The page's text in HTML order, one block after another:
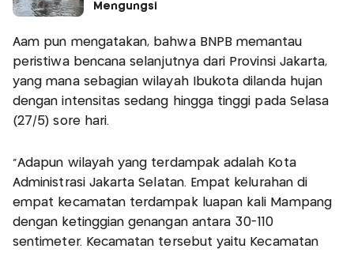
Mengungsi
Aam pun mengatakan, bahwa BNPB memantau
peristiwa bencana selanjutnya dari Provinsi Jakarta,
yang mana sebagian wilayah Ibukota dilanda hujan
dengan intensitas sedang hingga tinggi pada Selasa
(27/5) sore hari.
"Adapun wilayah yang terdampak adalah Kota
Administrasi Jakarta Selatan. Empat kelurahan di
empat kecamatan terdampak luapan kali Mampang
dengan ketinggian genangan antara 30-110
sentimeter. Kecamatan tersebut yaitu Kecamatan